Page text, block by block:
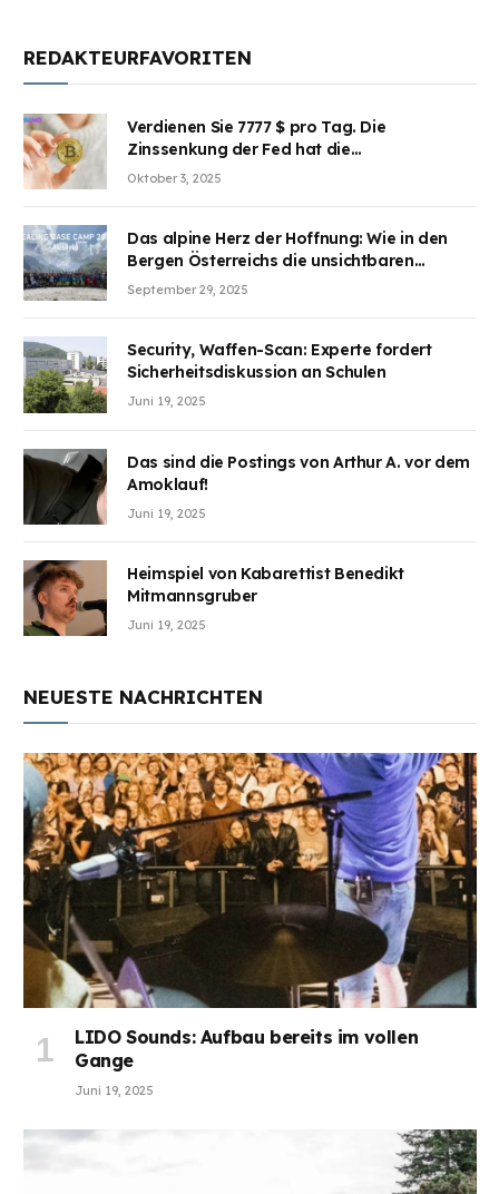
REDAKTEURFAVORITEN
Verdienen Sie 7777 $ pro Tag. Die
Zinssenkung der Fed hat die
Aufmerksamkeit des Marktes erregt.
Oktober 3, 2025
Das alpine Herz der Hoffnung: Wie in den
Bergen Österreichs die unsichtbaren
Wunden des Kriegesheilen
September 29, 2025
Security, Waffen-Scan: Experte fordert
Sicherheitsdiskussion an Schulen
Juni 19, 2025
Das sind die Postings von Arthur A. vor dem
Amoklauf!
Juni 19, 2025
Heimspiel von Kabarettist Benedikt
Mitmannsgruber
Juni 19, 2025
NEUESTE NACHRICHTEN
LIDO Sounds: Aufbau bereits im vollen
Gange
Juni 19, 2025